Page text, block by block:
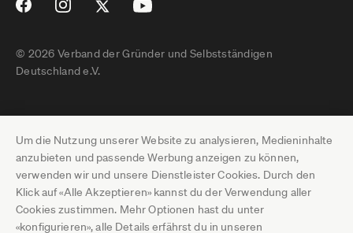
Um die Nutzung unserer Website zu analysieren, Medieninhalte
anzubieten und passende Werbung anzeigen zu können,
verwenden wir und unsere Dienstleister Cookies. Durch den
Klick auf «Alle Akzeptieren» kannst du der Verwendung aller
Cookies zustimmen. Mehr Optionen hast du unter
«konfigurieren», alle Details erfährst du in unseren
© 2026 Verband der Gründer und Selbstständigen
Deutschland e.V.
Impressum
Datenschutz
Pressebereich